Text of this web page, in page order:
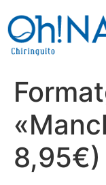
8,95€)